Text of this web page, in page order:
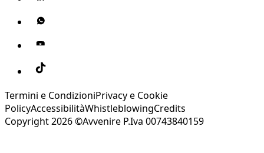
Termini e CondizioniPrivacy e Cookie
PolicyAccessibilitàWhistleblowingCredits
Copyright 2026 ©Avvenire P.Iva 00743840159